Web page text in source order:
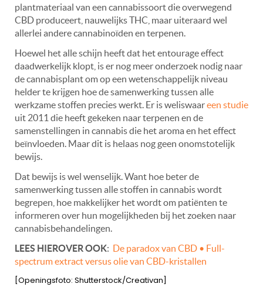
plantmateriaal van een cannabissoort die overwegend
CBD produceert, nauwelijks THC, maar uiteraard wel
allerlei andere cannabinoïden en terpenen.
Hoewel het alle schijn heeft dat het entourage effect
daadwerkelijk klopt, is er nog meer onderzoek nodig naar
de cannabisplant om op een wetenschappelijk niveau
helder te krijgen hoe de samenwerking tussen alle
werkzame stoffen precies werkt. Er is weliswaareen studie
uit 2011 die heeft gekeken naar terpenen en de
samenstellingen in cannabis die het aroma en het effect
beïnvloeden. Maar dit is helaas nog geen onomstotelijk
bewijs.
Dat bewijs is wel wenselijk. Want hoe beter de
samenwerking tussen alle stoffen in cannabis wordt
begrepen, hoe makkelijker het wordt om patiënten te
informeren over hun mogelijkheden bij het zoeken naar
cannabisbehandelingen.
LEES HIEROVER OOK: De paradox van CBD • Full-
spectrum extract versus olie van CBD-kristallen
[Openingsfoto: Shutterstock/Creativan]